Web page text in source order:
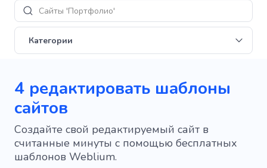
Сайты 'Портфолио'
Категории
4 редактировать шаблоны
сайтов
Создайте свой редактируемый сайт в
считанные минуты с помощью бесплатных
шаблонов Weblium.